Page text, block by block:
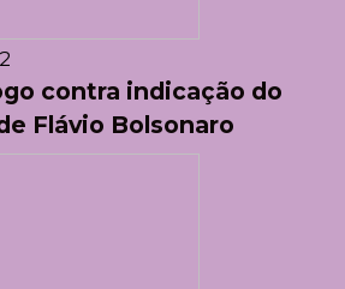
contra indicação do
Flávio Bolsonaro